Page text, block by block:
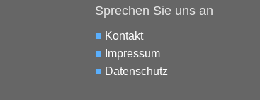
Sprechen Sie uns an
■ Kontakt
■ Impressum
■ Datenschutz